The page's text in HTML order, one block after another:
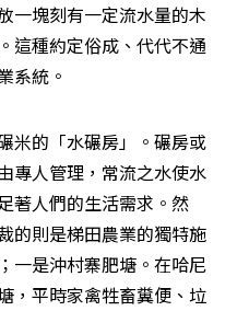
一塊刻有一定流水量的木
這種約定俗成、代代不通
系統。
米的「水碾房」。碾房或
專人管理，常流之水使水
著人們的生活需求。然
的則是梯田農業的獨特施
是沖村寨肥塘。在哈尼
，平時家禽牲畜糞便、垃